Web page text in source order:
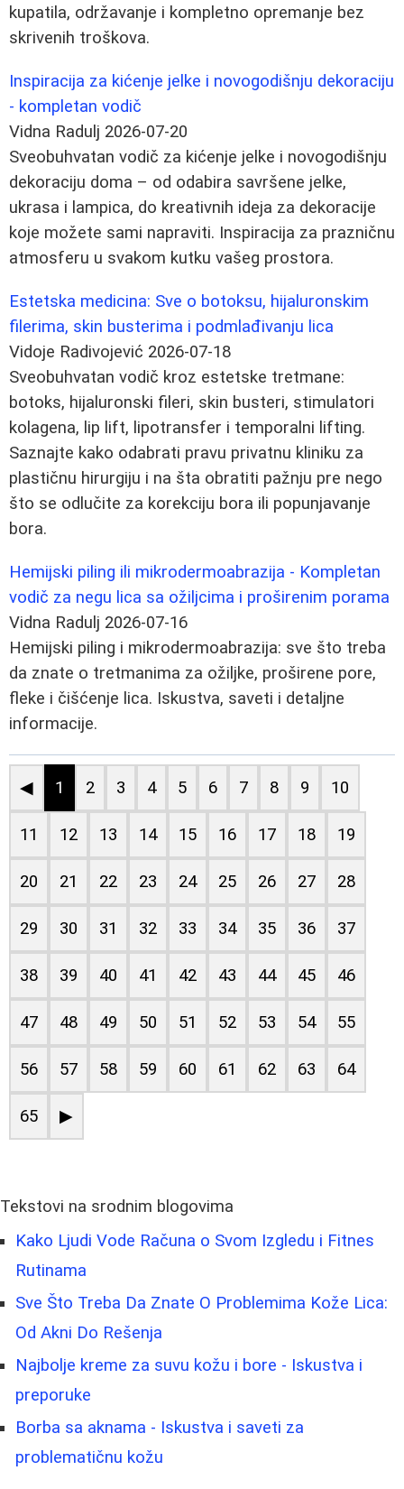
kupatila, održavanje i kompletno opremanje bez
skrivenih troškova.
Inspiracija za kićenje jelke i novogodišnju dekoraciju
- kompletan vodič
Vidna Radulj 2026-07-20
Sveobuhvatan vodič za kićenje jelke i novogodišnju
dekoraciju doma – od odabira savršene jelke,
ukrasa i lampica, do kreativnih ideja za dekoracije
koje možete sami napraviti. Inspiracija za prazničnu
atmosferu u svakom kutku vašeg prostora.
Estetska medicina: Sve o botoksu, hijaluronskim
filerima, skin busterima i podmlađivanju lica
Vidoje Radivojević 2026-07-18
Sveobuhvatan vodič kroz estetske tretmane:
botoks, hijaluronski fileri, skin busteri, stimulatori
kolagena, lip lift, lipotransfer i temporalni lifting.
Saznajte kako odabrati pravu privatnu kliniku za
plastičnu hirurgiju i na šta obratiti pažnju pre nego
što se odlučite za korekciju bora ili popunjavanje
bora.
Hemijski piling ili mikrodermoabrazija - Kompletan
vodič za negu lica sa ožiljcima i proširenim porama
Vidna Radulj 2026-07-16
Hemijski piling i mikrodermoabrazija: sve što treba
da znate o tretmanima za ožiljke, proširene pore,
fleke i čišćenje lica. Iskustva, saveti i detaljne
informacije.
◀ 1 2 3 4 5 6 7 8 9 10
11 12 13 14 15 16 17 18 19
20 21 22 23 24 25 26 27 28
29 30 31 32 33 34 35 36 37
38 39 40 41 42 43 44 45 46
47 48 49 50 51 52 53 54 55
56 57 58 59 60 61 62 63 64
65 ▶
Tekstovi na srodnim blogovima
Kako Ljudi Vode Računa o Svom Izgledu i Fitnes
Rutinama
Sve Što Treba Da Znate O Problemima Kože Lica:
Od Akni Do Rešenja
Najbolje kreme za suvu kožu i bore - Iskustva i
preporuke
Borba sa aknama - Iskustva i saveti za
problematičnu kožu